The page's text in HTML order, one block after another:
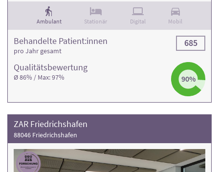
Ambulant Stationär Digital Mobil
Qualitäts­bewertung
Ø 86% / Max: 97% 90%
Behandelte Patient:innen
pro Jahr gesamt
685
ZAR Friedrichshafen
88046 Friedrichshafen